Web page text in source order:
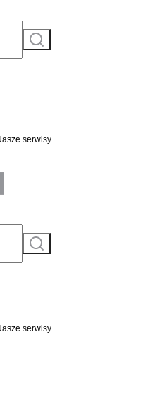
Szukaj
do serwisu
w nowej karcie
się w nowej karcie
serwisy
Szukaj
w nowej karcie
się w nowej karcie
serwisy